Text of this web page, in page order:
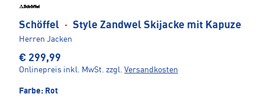
Schöffel · Style Zandwel Skijacke mit Kapuze
Herren Jacken
€ 299,99
Onlinepreis inkl. MwSt. zzgl. Versandkosten
Farbe: Rot